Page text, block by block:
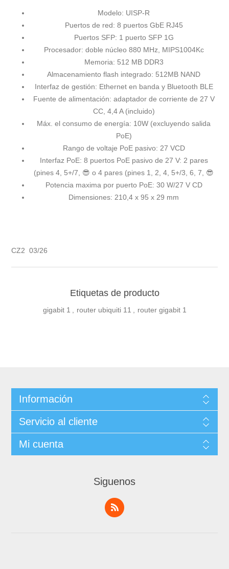
Modelo: UISP-R
Puertos de red: 8 puertos GbE RJ45
Puertos SFP: 1 puerto SFP 1G
Procesador: doble núcleo 880 MHz, MIPS1004Kc
Memoria: 512 MB DDR3
Almacenamiento flash integrado: 512MB NAND
Interfaz de gestión: Ethernet en banda y Bluetooth BLE
Fuente de alimentación: adaptador de corriente de 27 V
CC, 4,4 A (incluido)
Máx. el consumo de energía: 10W (excluyendo salida
PoE)
Rango de voltaje PoE pasivo: 27 VCD
Interfaz PoE: 8 puertos PoE pasivo de 27 V: 2 pares
(pines 4, 5+/7, 😎 o 4 pares (pines 1, 2, 4, 5+/3, 6, 7, 😎
Potencia maxima por puerto PoE: 30 W/27 V CD
Dimensiones: 210,4 x 95 x 29 mm
CZ2 03/26
Etiquetas de producto
gigabit 1 , router ubiquiti 11 , router gigabit 1
Información
Servicio al cliente
Mi cuenta
Siguenos